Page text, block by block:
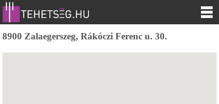
8900 Zalaegerszeg, Rákóczi Ferenc u. 30.